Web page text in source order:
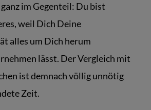
im Gegenteil: Du bist
weil Dich Deine
alles um Dich herum
lässt. Der Vergleich mit
ist demnach völlig unnötig
Zeit.